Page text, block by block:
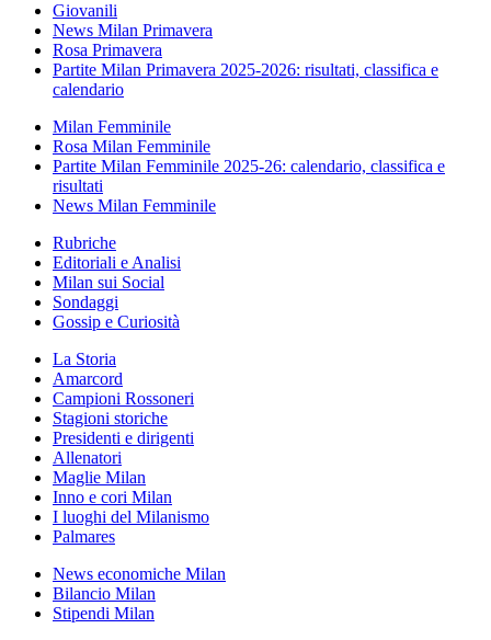
Giovanili
News Milan Primavera
Rosa Primavera
Partite Milan Primavera 2025-2026: risultati, classifica e
calendario
Milan Femminile
Rosa Milan Femminile
Partite Milan Femminile 2025-26: calendario, classifica e
risultati
News Milan Femminile
Rubriche
Editoriali e Analisi
Milan sui Social
Sondaggi
Gossip e Curiosità
La Storia
Amarcord
Campioni Rossoneri
Stagioni storiche
Presidenti e dirigenti
Allenatori
Maglie Milan
Inno e cori Milan
I luoghi del Milanismo
Palmares
News economiche Milan
Bilancio Milan
Stipendi Milan